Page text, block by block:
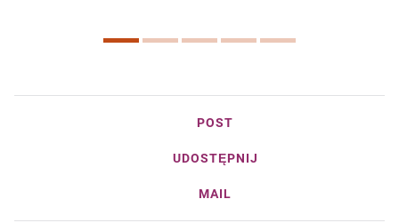
POST
UDOSTĘPNIJ
MAIL